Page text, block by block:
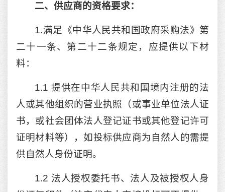
二、供应商的资格要求：
1.满足《中华人民共和国政府采购法》第
二十一条、第二十二条规定，应提供以下材
料：
1.1 提供在中华人民共和国境内注册的法
人或其他组织的营业执照（或事业单位法人证
书，或社会团体法人登记证书或其他登记许可
证明材料等），如投标供应商为自然人的需提
供自然人身份证明。
1.2 法人授权委托书、法人及被授权人身